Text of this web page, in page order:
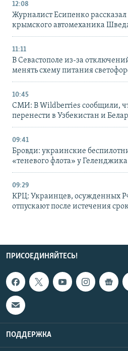
12:08
Журналист Есипенко рассказал
крымского автомеханика
11:11
В Севастополе из-за
менять схему питания
10:45
СМИ: В Wildberries сообщили,
перенести в Узбекистан и
09:41
Бровди: украинские
«теневого флота» у Геленджика
09:29
КРЦ: Украинцев, осужденных
отпускают после истечения
ПРИСОЕДИНЯЙТЕСЬ!
ПОДДЕРЖКА